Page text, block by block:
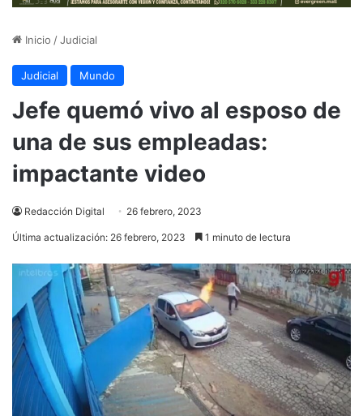
Inicio /Judicial
Judicial Mundo
Jefe quemó vivo al esposo de
una de sus empleadas:
impactante video
Redacción Digital 26 febrero, 2023
Última actualización: 26 febrero, 2023 1 minuto de lectura